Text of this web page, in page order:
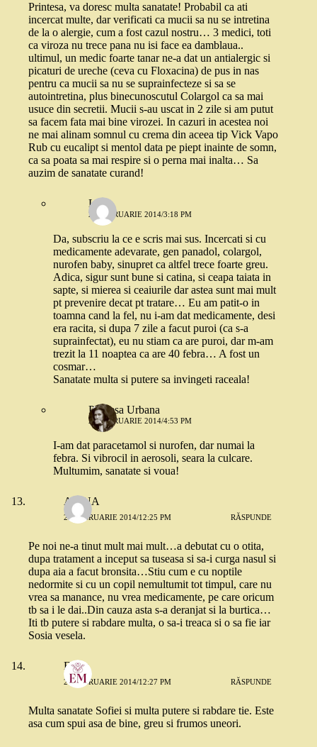
Printesa, va doresc multa sanatate! Probabil ca ati
incercat multe, dar verificati ca mucii sa nu se intretina
de la o alergie, cum a fost cazul nostru… 3 medici, toti
ca viroza nu trece pana nu isi face ea damblaua..
ultimul, un medic foarte tanar ne-a dat un antialergic si
picaturi de ureche (ceva cu Floxacina) de pus in nas
pentru ca mucii sa nu se suprainfecteze si sa se
autointretina, plus binecunoscutul Colargol ca sa mai
usuce din secretii. Mucii s-au uscat in 2 zile si am putut
sa facem fata mai bine virozei. In cazuri in acestea noi
ne mai alinam somnul cu crema din aceea tip Vick Vapo
Rub cu eucalipt si mentol data pe piept inainte de somn,
ca sa poata sa mai respire si o perna mai inalta… Sa
auzim de sanatate curand!
Liz
26 FEBRUARIE 2014/3:18 PM
Da, subscriu la ce e scris mai sus. Incercati si cu
medicamente adevarate, gen panadol, colargol,
nurofen baby, sinupret ca altfel trece foarte greu.
Adica, sigur sunt bune si catina, si ceapa taiata in
sapte, si mierea si ceaiurile dar astea sunt mai mult
pt prevenire decat pt tratare… Eu am patit-o in
toamna cand la fel, nu i-am dat medicamente, desi
era racita, si dupa 7 zile a facut puroi (ca s-a
suprainfectat), eu nu stiam ca are puroi, dar m-am
trezit la 11 noaptea ca are 40 febra… A fost un
cosmar…
Sanatate multa si putere sa invingeti raceala!
Printesa Urbana
26 FEBRUARIE 2014/4:53 PM
I-am dat paracetamol si nurofen, dar numai la
febra. Si vibrocil in aerosoli, seara la culcare.
Multumim, sanatate si voua!
ALINA
26 FEBRUARIE 2014/12:25 PM RĂSPUNDE
Pe noi ne-a tinut mult mai mult…a debutat cu o otita,
dupa tratament a inceput sa tuseasa si sa-i curga nasul si
dupa aia a facut bronsita…Stiu cum e cu noptile
nedormite si cu un copil nemultumit tot timpul, care nu
vrea sa manance, nu vrea medicamente, pe care oricum
tb sa i le dai..Din cauza asta s-a deranjat si la burtica…
Iti tb putere si rabdare multa, o sa-i treaca si o sa fie iar
Sosia vesela.
Elena
26 FEBRUARIE 2014/12:27 PM RĂSPUNDE
Multa sanatate Sofiei si multa putere si rabdare tie. Este
asa cum spui asa de bine, greu si frumos uneori.